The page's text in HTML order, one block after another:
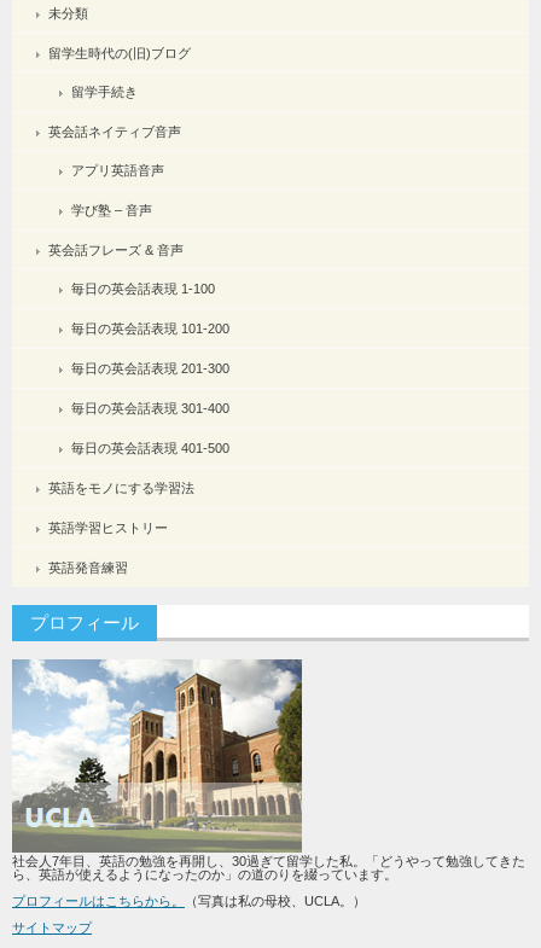
未分類
留学生時代の(旧)ブログ
留学手続き
英会話ネイティブ音声
アプリ英語音声
学び塾 – 音声
英会話フレーズ & 音声
毎日の英会話表現 1-100
毎日の英会話表現 101-200
毎日の英会話表現 201-300
毎日の英会話表現 301-400
毎日の英会話表現 401-500
英語をモノにする学習法
英語学習ヒストリー
英語発音練習
プロフィール
社会人7年目、英語の勉強を再開し、30過ぎて留学した私。「どうやって勉強してきた
ら、英語が使えるようになったのか」の道のりを綴っています。
プロフィールはこちらから。
（写真は私の母校、UCLA。）
サイトマップ